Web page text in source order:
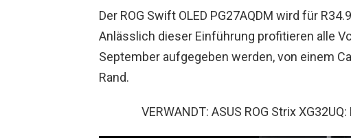
Der ROG Swift OLED PG27AQDM wird für
Anlässlich dieser Einführung profitieren alle
September aufgegeben werden, von einem
Rand.
VERWANDT: ASUS ROG Strix